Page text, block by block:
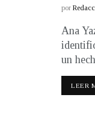
por
Ana
un
LEER